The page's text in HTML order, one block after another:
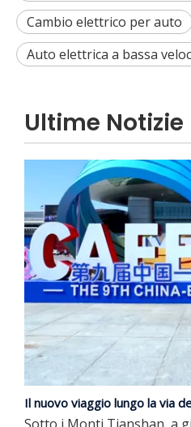
Cambio elettrico per auto
Auto elettrica a bassa
Ultime Notizie
Una guida completa
Sotto i Monti Tianshan, a